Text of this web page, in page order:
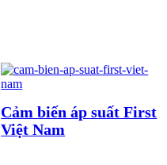
Cảm biến áp suất First
Việt Nam